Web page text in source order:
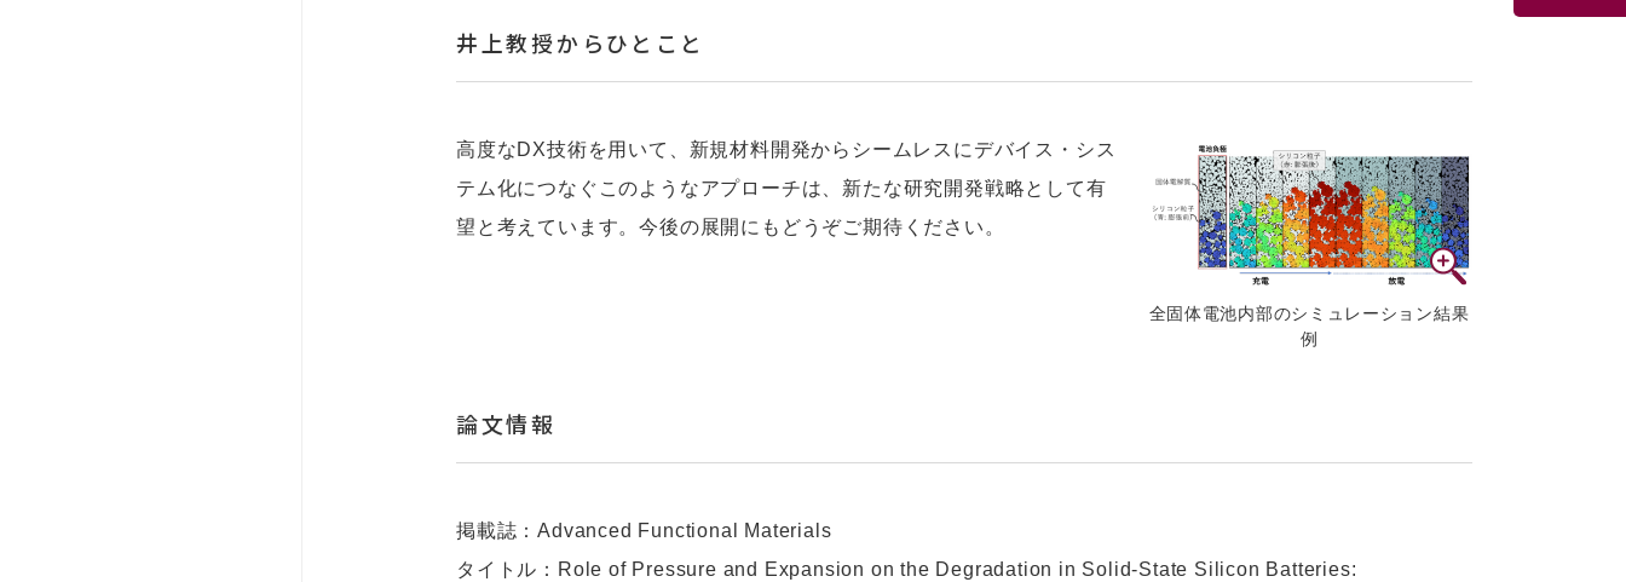
井上教授からひとこと
全固体電池内部のシミュレーション結果
例
高度なDX技術を用いて、新規材料開発からシームレスにデバイス・シス
テム化につなぐこのようなアプローチは、新たな研究開発戦略として有
望と考えています。今後の展開にもどうぞご期待ください。
論文情報
掲載誌：Advanced Functional Materials
タイトル：Role of Pressure and Expansion on the Degradation in Solid-State Silicon Batteries: